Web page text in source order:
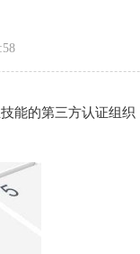
能的第三方认证组